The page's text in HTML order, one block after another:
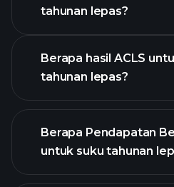
tahunan lepas?
Berapa hasil ACLS
tahunan lepas?
Berapa Pendapatan
untuk suku tahunan